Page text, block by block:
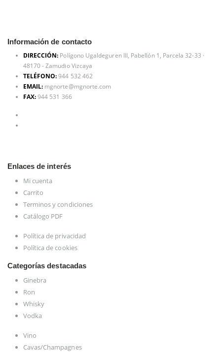
Información de contacto
DIRECCIÓN: Polígono Ugaldeguren III, Pabellón 1, Parcela 32-33 ·
48170 - Zamudio Vizcaya
TELÉFONO:944 532 462
EMAIL: mgnorte@mgnorte.com
FAX:944 531 366
Enlaces de interés
Mi cuenta
Carrito
Terminos y condiciones
Catálogo PDF
Política de privacidad
Política de cookies
Categorías destacadas
Ginebra
Ron
Whisky
Vodka
Vino
Cavas/Champagnes